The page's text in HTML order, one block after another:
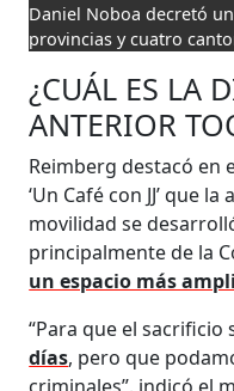
Daniel Noboa decretó
provincias y cuatro
¿CUÁL ES LA
ANTERIOR
Reimberg destacó en
‘Un Café con JJ’ que
movilidad se
principalmente de la
un espacio más
“Para que el sacrificio
días, pero que